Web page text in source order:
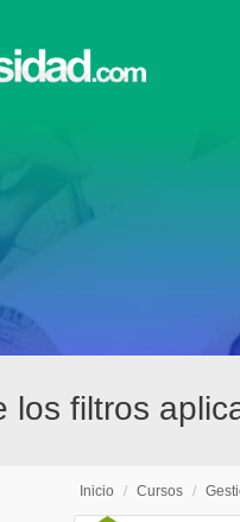
los filtros
Inicio / Cursos /